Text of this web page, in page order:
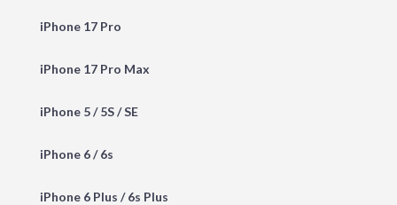
iPhone 17 Pro
iPhone 17 Pro Max
iPhone 5 / 5S / SE
iPhone 6 / 6s
iPhone 6 Plus / 6s Plus